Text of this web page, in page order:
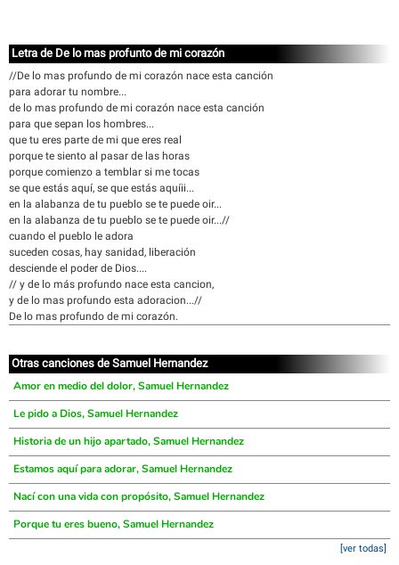
Letra de De lo mas profunto de mi corazón
//De lo mas profundo de mi corazón nace esta canción
para adorar tu nombre...
de lo mas profundo de mi corazón nace esta canción
para que sepan los hombres...
que tu eres parte de mi que eres real
porque te siento al pasar de las horas
porque comienzo a temblar si me tocas
se que estás aquí, se que estás aquíii...
en la alabanza de tu pueblo se te puede oir...
en la alabanza de tu pueblo se te puede oir...//
cuando el pueblo le adora
suceden cosas, hay sanidad, liberación
desciende el poder de Dios....
// y de lo más profundo nace esta cancion,
y de lo mas profundo esta adoracion...//
De lo mas profundo de mi corazón.
Otras canciones de Samuel Hernandez
Amor en medio del dolor, Samuel Hernandez
Le pido a Dios, Samuel Hernandez
Historia de un hijo apartado, Samuel Hernandez
Estamos aquí para adorar, Samuel Hernandez
Nací con una vida con propósito, Samuel Hernandez
Porque tu eres bueno, Samuel Hernandez
[ver todas]